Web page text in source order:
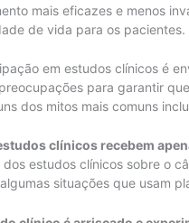
mais eficazes e menos
de vida para os pacientes.
em estudos clínicos é
para garantir
dos mitos mais comuns
clínicos recebem
estudos clínicos sobre o
situações que usam